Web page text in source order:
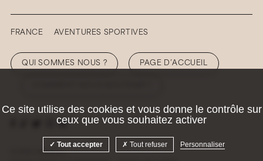
FRANCE AVENTURES SPORTIVES
QUI SOMMES NOUS ? PAGE D’ACCUEIL
© 2026 Hellolaroux
Ce site utilise des cookies et vous donne le contrôle sur
ceux que vous souhaitez activer
Tout accepter Tout refuser Personnaliser